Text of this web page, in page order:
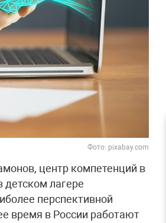
Фото: pixabay.com
центр компетенций в
детском лагере
перспективной
время в России работают